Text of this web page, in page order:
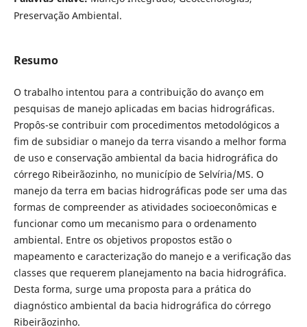
Preservação Ambiental.
Resumo
O trabalho intentou para a contribuição do avanço em
pesquisas de manejo aplicadas em bacias hidrográficas.
Propôs-se contribuir com procedimentos metodológicos a
fim de subsidiar o manejo da terra visando a melhor forma
de uso e conservação ambiental da bacia hidrográfica do
córrego Ribeirãozinho, no município de Selvíria/MS. O
manejo da terra em bacias hidrográficas pode ser uma das
formas de compreender as atividades socioeconômicas e
funcionar como um mecanismo para o ordenamento
ambiental. Entre os objetivos propostos estão o
mapeamento e caracterização do manejo e a verificação das
classes que requerem planejamento na bacia hidrográfica.
Desta forma, surge uma proposta para a prática do
diagnóstico ambiental da bacia hidrográfica do córrego
Ribeirãozinho.